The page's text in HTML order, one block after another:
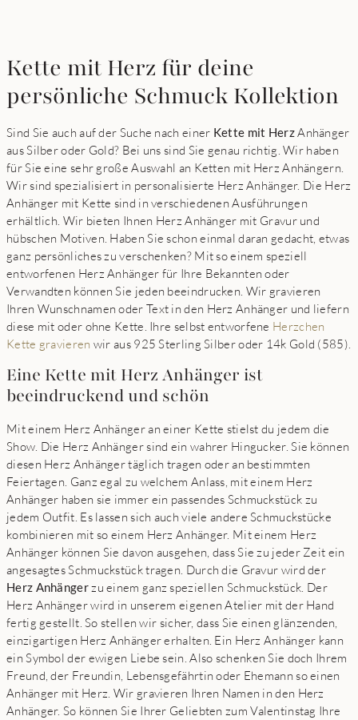
Kette mit Herz für deine
persönliche Schmuck Kollektion
Sind Sie auch auf der Suche nach einer Kette mit HerzAnhänger
aus Silber oder Gold? Bei uns sind Sie genau richtig. Wir haben
für Sie eine sehr große Auswahl an Ketten mit Herz Anhängern.
Wir sind spezialisiert in personalisierte Herz Anhänger. Die Herz
Anhänger mit Kette sind in verschiedenen Ausführungen
erhältlich. Wir bieten Ihnen Herz Anhänger mit Gravur und
hübschen Motiven. Haben Sie schon einmal daran gedacht, etwas
ganz persönliches zu verschenken? Mit so einem speziell
entworfenen Herz Anhänger für Ihre Bekannten oder
Verwandten können Sie jeden beeindrucken. Wir gravieren
Ihren Wunschnamen oder Text in den Herz Anhänger und liefern
diese mit oder ohne Kette. Ihre selbst entworfene Herzchen
Kette gravieren wir aus 925 Sterling Silber oder 14k Gold (585).
Eine Kette mit Herz Anhänger ist
beeindruckend und schön
Mit einem Herz Anhänger an einer Kette stielst du jedem die
Show. Die Herz Anhänger sind ein wahrer Hingucker. Sie können
diesen Herz Anhänger täglich tragen oder an bestimmten
Feiertagen. Ganz egal zu welchem Anlass, mit einem Herz
Anhänger haben sie immer ein passendes Schmuckstück zu
jedem Outfit. Es lassen sich auch viele andere Schmuckstücke
kombinieren mit so einem Herz Anhänger. Mit einem Herz
Anhänger können Sie davon ausgehen, dass Sie zu jeder Zeit ein
angesagtes Schmuckstück tragen. Durch die Gravur wird der
Herz Anhängerzu einem ganz speziellen Schmuckstück. Der
Herz Anhänger wird in unserem eigenen Atelier mit der Hand
fertig gestellt. So stellen wir sicher, dass Sie einen glänzenden,
einzigartigen Herz Anhänger erhalten. Ein Herz Anhänger kann
ein Symbol der ewigen Liebe sein. Also schenken Sie doch Ihrem
Freund, der Freundin, Lebensgefährtin oder Ehemann so einen
Anhänger mit Herz. Wir gravieren Ihren Namen in den Herz
Anhänger. So können Sie Ihrer Geliebten zum Valentinstag Ihre